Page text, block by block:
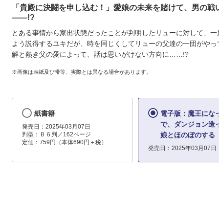
「貴殿に決闘を申し込む！」愛娘の未来を賭けて、男の戦
――!?
とある事情から家出状態だったことが判明したリューに対して、
よう説得するユキだが、時を同じくしてリューの父達の一団がや
解と熱き父の愛によって、話は思いがけない方向に……!?
※画像は表紙及び帯等、実際とは異なる場合があります。
紙書籍
発売日：2025年03月07日
判型：Ｂ６判／162ページ
定価：759円（本体690円＋税）
電子版：魔王にな
で、ダンジョン造
娘とほのぼのす
発売日：2025年03月07日